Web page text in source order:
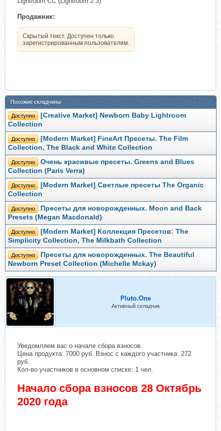
Продажник:
Скрытый текст. Доступен только
зарегистрированным пользователям.
Похожие складчины
Доступно
[Creative Market] Newborn Baby Lightroom
Collection
Доступно
[Modern Market] FineArt Пресеты. The Film
Collection, The Black and White Collection
Доступно
Очень красивые пресеты. Greens and Blues
Collection (Paris Verra)
Доступно
[Modern Market] Светлые пресеты The Organic
Collection
Доступно
Пресеты для новорожденных. Moon and Back
Presets (Megan Macdonald)
Доступно
[Modern Market] Коллекция Пресетов: The
Simplicity Collection, The Milkbath Collection
Доступно
Пресеты для новорожденных. The Beautiful
Newborn Preset Collection (Michelle Mckay)
Pluto.One
Активный складчик
Уведомляем вас о начале сбора взносов.
Цена продукта: 7000 руб. Взнос с каждого участника: 272
руб.
Кол-во участников в основном списке: 1 чел.
Начало сбора взносов 28 Октябрь
2020 года